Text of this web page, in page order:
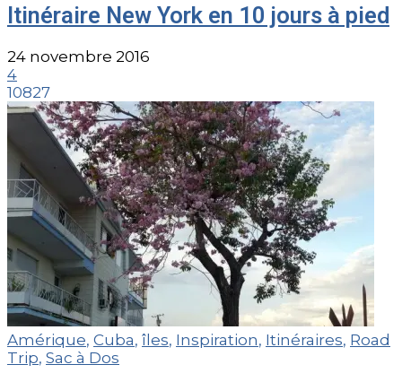
Itinéraire New York en 10 jours à pied
24 novembre 2016
4
10827
Amérique, Cuba, îles, Inspiration, Itinéraires, Road
Trip, Sac à Dos